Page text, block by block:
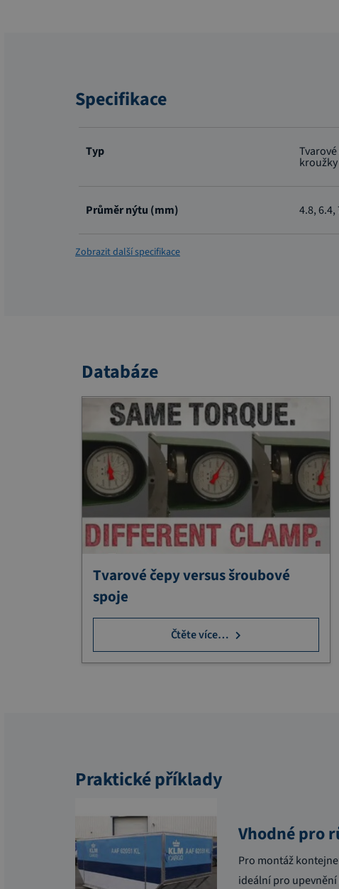
Specifikace
informací
Typ
kroužky
Průměr nýtu (mm) 4.8, 6.4,
Zobrazit další specifikace
Databáze
Tvarové čepy versus šroubové
spoje
Čtěte více…
Praktické příklady
Vhodné pro
Pro montáž
ideální pro